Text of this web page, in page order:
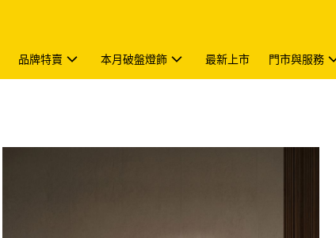
品牌特賣 本月破盤燈飾 最新上市 門市與服務